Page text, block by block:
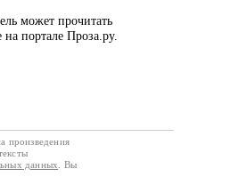
может прочитать
портале Проза.ру.
произведения
данных
. Вы